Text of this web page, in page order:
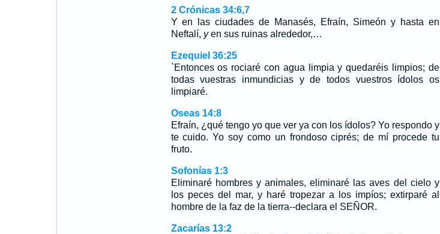
2 Crónicas 34:6,7
Y en las ciudades de Manasés, Efraín, Simeón y hasta en
Neftalí, yen sus ruinas alrededor,…
Ezequiel 36:25
`Entonces os rociaré con agua limpia y quedaréis limpios; de
todas vuestras inmundicias y de todos vuestros ídolos os
limpiaré.
Oseas 14:8
Efraín, ¿qué tengo yo que ver ya con los ídolos? Yo respondo y
te cuido. Yo soy como un frondoso ciprés; de mí procede tu
fruto.
Sofonías 1:3
Eliminaré hombres y animales, eliminaré las aves del cielo y
los peces del mar, y haré tropezar a los impíos; extirparé al
hombre de la faz de la tierra--declara el SEÑOR.
Zacarías 13:2